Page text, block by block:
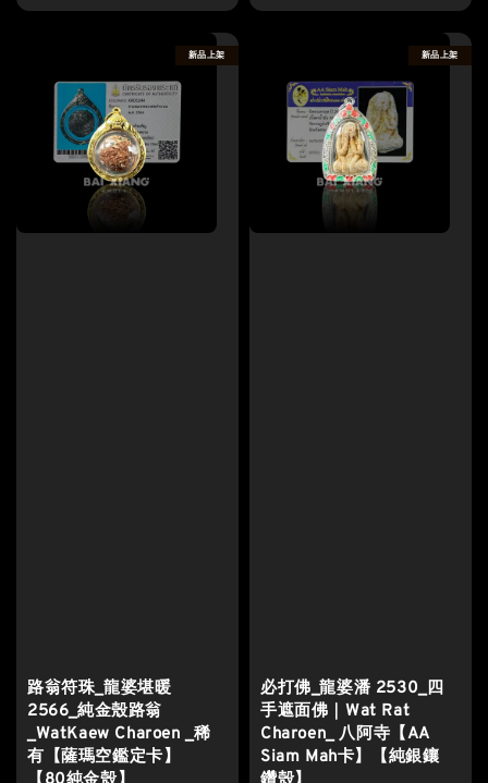
price
price
price
price
新品上架
路翁符珠_龍婆堪暖
2566_純金殼路翁
_WatKaew Charoen _稀
有【薩瑪空鑑定卡】
新品上架
必打佛_龍婆潘 2530_四
手遮面佛｜Wat Rat
Charoen_ 八阿寺【AA
Siam Mah卡】【純銀鑲